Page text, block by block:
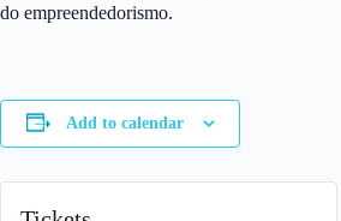
do empreendedorismo.
Add to calendar